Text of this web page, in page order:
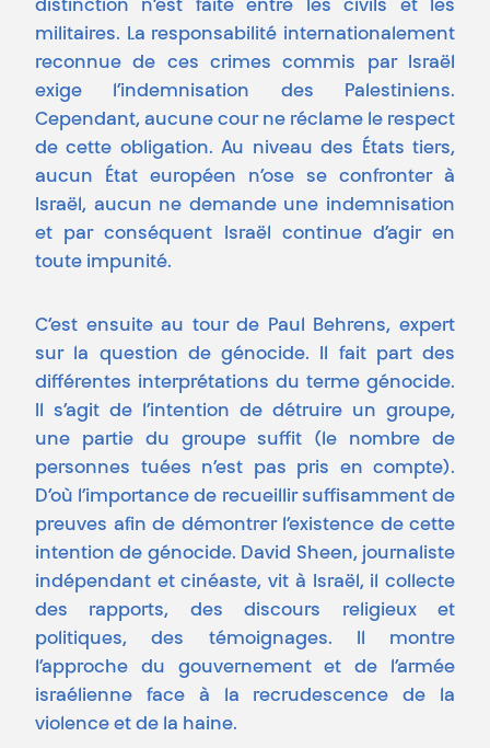
distinction n’est faite entre les civils et les
militaires. La responsabilité internationalement
reconnue de ces crimes commis par Israël
exige l’indemnisation des Palestiniens.
Cependant, aucune cour ne réclame le respect
de cette obligation. Au niveau des États tiers,
aucun État européen n’ose se confronter à
Israël, aucun ne demande une indemnisation
et par conséquent Israël continue d’agir en
toute impunité.
C’est ensuite au tour de Paul Behrens, expert
sur la question de génocide. Il fait part des
différentes interprétations du terme génocide.
Il s’agit de l’intention de détruire un groupe,
une partie du groupe suffit (le nombre de
personnes tuées n’est pas pris en compte).
D’où l’importance de recueillir suffisamment de
preuves afin de démontrer l’existence de cette
intention de génocide. David Sheen, journaliste
indépendant et cinéaste, vit à Israël, il collecte
des rapports, des discours religieux et
politiques, des témoignages. Il montre
l’approche du gouvernement et de l’armée
israélienne face à la recrudescence de la
violence et de la haine.